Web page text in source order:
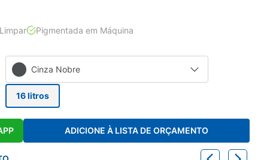
Pigmentada em Máquina
Cinza Nobre
16 litros
ADICIONE À LISTA DE ORÇAMENTO